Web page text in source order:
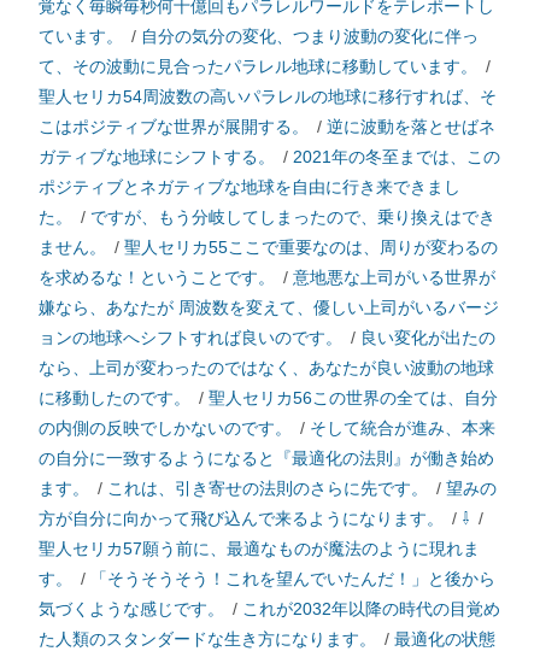
覚なく毎瞬毎秒何十億回もパラレルワールドをテレポートし
ています。
/ 自分の気分の変化、つまり波動の変化に伴っ
て、その波動に見合ったパラレル地球に移動しています。
/
聖人セリカ54周波数の高いパラレルの地球に移行すれば、そ
こはポジティブな世界が展開する。
/ 逆に波動を落とせばネ
ガティブな地球にシフトする。
/ 2021年の冬至までは、この
ポジティブとネガティブな地球を自由に行き来できまし
た。
/ ですが、もう分岐してしまったので、乗り換えはでき
ません。
/ 聖人セリカ55ここで重要なのは、周りが変わるの
を求めるな！ということです。
/ 意地悪な上司がいる世界が
嫌なら、あなたが 周波数を変えて、優しい上司がいるバージ
ョンの地球へシフトすれば良いのです。
/ 良い変化が出たの
なら、上司が変わったのではなく、あなたが良い波動の地球
に移動したのです。
/ 聖人セリカ56この世界の全ては、自分
の内側の反映でしかないのです。
/ そして統合が進み、本来
の自分に一致するようになると『最適化の法則』が働き始め
ます。
/ これは、引き寄せの法則のさらに先です。 / 望みの
方が自分に向かって飛び込んで来るようになります。
/ ⇩ /
聖人セリカ57願う前に、最適なものが魔法のように現れま
す。
/
「そうそうそう！これを望んでいたんだ！」と後から
気づくような感じです。
/ これが2032年以降の時代の目覚め
た人類のスタンダードな生き方になります。
/ 最適化の状態